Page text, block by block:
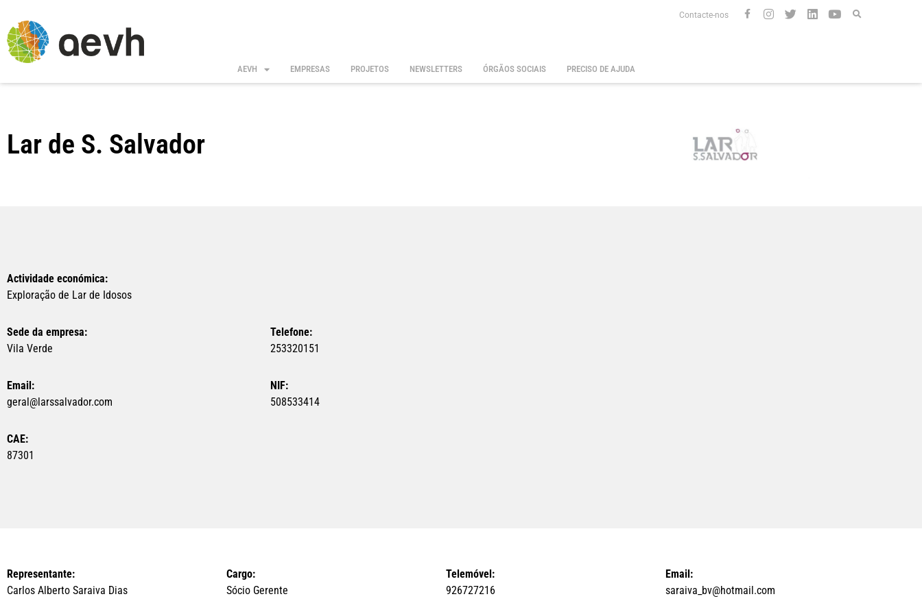
content
AEVH EMPRESAS PROJETOS NEWSLETTERS ÓRGÃOS SOCIAIS PRECISO DE AJUDA
Contacte-nos
Lar de S. Salvador
Actividade económica:
Exploração de Lar de Idosos
Sede da empresa:
Vila Verde
Telefone:
253320151
Email:
geral@larssalvador.com
NIF:
508533414
CAE:
87301
Representante:
Carlos Alberto Saraiva Dias
Cargo:
Sócio Gerente
Telemóvel:
926727216
Email:
saraiva_bv@hotmail.com